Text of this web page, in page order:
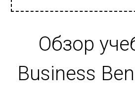
Обзор
Business